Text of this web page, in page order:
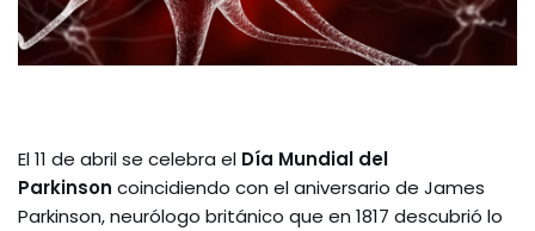
El 11 de abril se celebra el Día Mundial del
Parkinson coincidiendo con el aniversario de James
Parkinson, neurólogo británico que en 1817 descubrió lo